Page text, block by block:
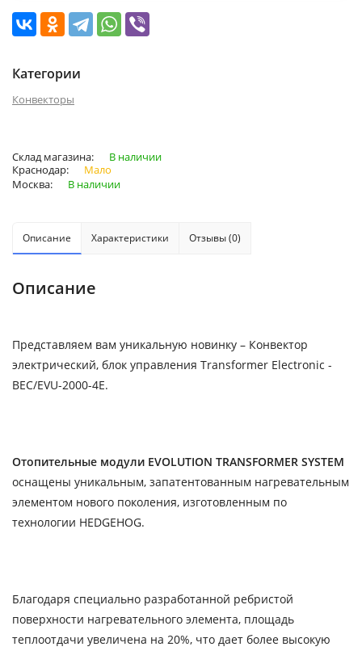
Категории
Конвекторы
Склад магазина:
В наличии
Краснодар:
Мало
Москва:
В наличии
Описание Характеристики Отзывы (0)
Описание
Представляем вам уникальную новинку – Конвектор
электрический, блок управления Transformer Electronic -
BEC/EVU-2000-4E.
Отопительные модули EVOLUTION TRANSFORMER SYSTEM
оснащены уникальным, запатентованным нагревательным
элементом нового поколения, изготовленным по
технологии HEDGEHOG.
Благодаря специально разработанной ребристой
поверхности нагревательного элемента, площадь
теплоотдачи увеличена на 20%, что дает более высокую